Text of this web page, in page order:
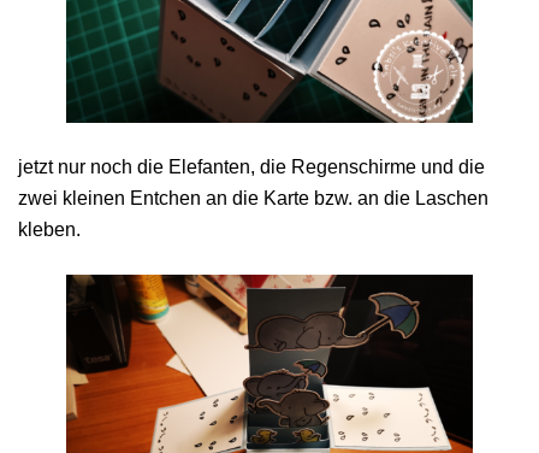
jetzt nur noch die Elefanten, die Regenschirme und die
zwei kleinen Entchen an die Karte bzw. an die Laschen
kleben.